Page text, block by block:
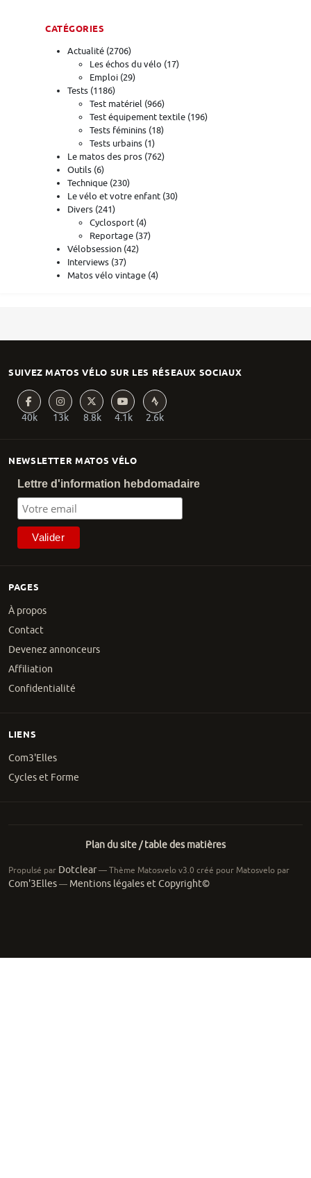
CATÉGORIES
Actualité (2706)
Les échos du vélo (17)
Emploi (29)
Tests (1186)
Test matériel (966)
Test équipement textile (196)
Tests féminins (18)
Tests urbains (1)
Le matos des pros (762)
Outils (6)
Technique (230)
Le vélo et votre enfant (30)
Divers (241)
Cyclosport (4)
Reportage (37)
Vélobsession (42)
Interviews (37)
Matos vélo vintage (4)
PAGES
À propos
Contact
Devenez annonceurs
Affiliation
Confidentialité
NEWSLETTER MATOS VÉLO
Lettre d'information hebdomadaire
SUIVEZ MATOS VÉLO SUR LES RÉSEAUX SOCIAUX
40k 13k 8.8k 4.1k 2.6k
LIENS
Com3'Elles
Cycles et Forme
Plan du site / table des matières
Propulsé par Dotclear— Thème Matosvelo v3.0 créé pour Matosvelo par
Com'3Elles— Mentions légales et Copyright©